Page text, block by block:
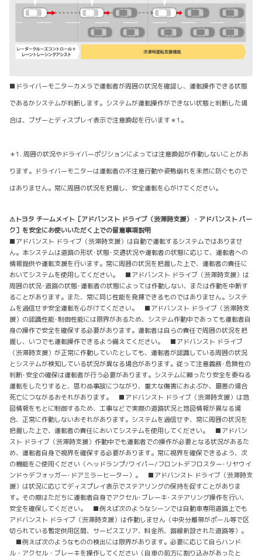
■ドライバーモニターカメラで運転者が周囲の状況を確認し、運転操作できる状態
であるかシステムが判断します。システムが運転操作ができない状態と判断した場
合は、ブザーとディスプレイ表示で注意喚起を行います＊1。
＊1. 周囲の状況やドライバーポジションによっては注意喚起が作動しないことがあ
ります。ドライバーモニターは運転者の不注意行動や姿勢崩れを未然に防ぐもので
はありません。常に周囲の状況を把握し、安全運転を心がけてください。
⚠トヨタ チームメイト［アドバンスト ドライブ（渋滞時支援）・アドバンスト パー
ク］を安全にお使いいただく上での留意事項説明
■アドバンスト ドライブ（渋滞時支援）は自動で運転するシステムではありませ
ん。本システムは道路の形状･状態･交通状況や運転者の状態に応じて、運転者への
情報提供や運転支援を行います。常に周囲の状況を把握した上で、運転者の責任に
おいてシステムを使用してください。 ■アドバンスト ドライブ（渋滞時支援）は
周囲の状況･道路の状態･運転者の状態によっては作動しない、または作動を中断す
ることがあります。また、常に同じ性能を発揮できるものではありません。システ
ムを過信せず安全運転を心がけてください。 ■アドバンスト ドライブ（渋滞時支
援）の認識性能･制御性能には限界があるため、システム作動中であっても運転者自
身の操作で安全を確保する必要があります。運転者は自らの責任で周囲の状況を把
握し、いつでも運転操作できるよう備えてください。 ■アドバンスト ドライブ
（渋滞時支援）が正常に作動していたとしても、運転者が認識している周囲の状況
とシステムが検知している状況が異なる場合があります。従って注意義務･危険性の
判断･安全の確保は運転者が行う必要があります。システムに頼ったり安全を委ねる
運転をしたりすると、思わぬ事故につながり、重大な傷害におよぶか、最悪の場合
死亡につながるおそれがあります。 ■アドバンスト ドライブ（渋滞時支援）は地
図情報をもとに制御するため、工事などで実際の道路状況と地図情報が異なる場
合、正常に作動しないおそれがあります。システムを過信せず、常に周囲の状況を
把握した上で、運転者の責任においてシステムを使用してください。 ■アドバン
スト ドライブ（渋滞時支援）作動中でも運転者での操作が必要となる状況があるた
め、運転者自身で視界を確保する必要があります。常に視界を確保できるよう、次
の機能をご使用ください（ヘッドランプ/ワイパー/フロントデフロスター･リヤウイ
ンドゥデフォッガー･ドアミラーヒーター）。 ■アドバンスト ドライブ（渋滞時支
援）は状況に応じてディスプレイ表示でステアリングの保持を促すことがありま
す。その際はただちに運転者自身でアクセル･ブレーキ･ステアリング操作を行い、
安全を確保してください。 ■例えば次のようなシーンでは自動車専用道路上でも
アドバンスト ドライブ（渋滞時支援）は作動しません（中央分離帯がポール等で区
切られている暫定供用区間、サービスエリア、料金所、路線新設された道路等）。
■例えば次のようなものの検出には限界があります。必要に応じて自らハンド
ル・アクセル・ブレーキを操作してください（自車の前方に割り込みがあったと